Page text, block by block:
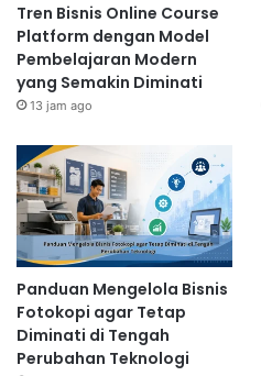
Tren Bisnis Online Course
Platform dengan Model
Pembelajaran Modern
yang Semakin Diminati
13 jam ago
Panduan Mengelola Bisnis
Fotokopi agar Tetap
Diminati di Tengah
Perubahan Teknologi